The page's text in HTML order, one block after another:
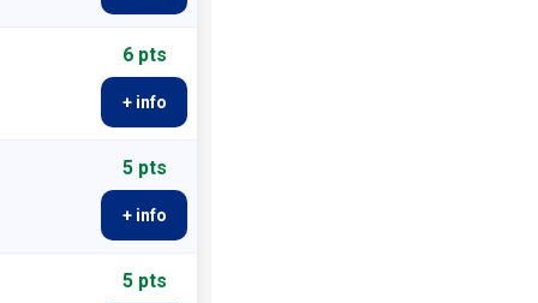
6 pts
+ info
5 pts
+ info
5 pts